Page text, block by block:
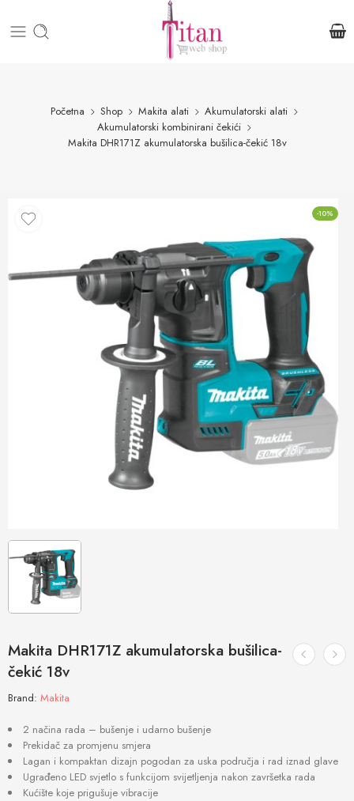
Početna Shop Makita alati
Akumulatorski alati
Akumulatorski kombinirani čekići
Makita DHR171Z akumulatorska bušilica-čekić 18v
-10%
Makita DHR171Z akumulatorska bušilica-
čekić 18v
Brand: Makita
2 načina rada – bušenje i udarno bušenje
Prekidač za promjenu smjera
Lagan i kompaktan dizajn pogodan za uska područja i rad iznad glave
Ugrađeno LED svjetlo s funkcijom svijetljenja nakon završetka rada
Kućište koje prigušuje vibracije